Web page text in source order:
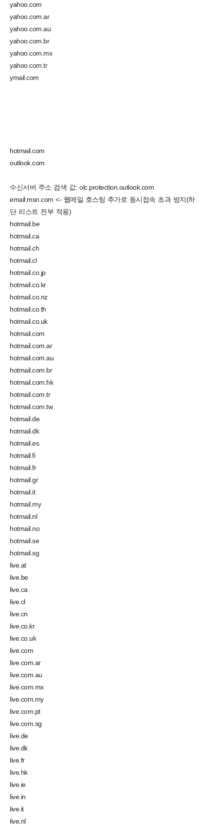
yahoo.com
yahoo.com.ar
yahoo.com.au
yahoo.com.br
yahoo.com.mx
yahoo.com.tr
ymail.com
hotmail.com
outlook.com
수신서버 주소 검색 값: olc.protection.outlook.com
email.msn.com <- 웹메일 호스팅 추가로 동시접속 초과 방지(하
단 리스트 전부 적용)
hotmail.be
hotmail.ca
hotmail.ch
hotmail.cl
hotmail.co.jp
hotmail.co.kr
hotmail.co.nz
hotmail.co.th
hotmail.co.uk
hotmail.com
hotmail.com.ar
hotmail.com.au
hotmail.com.br
hotmail.com.hk
hotmail.com.tr
hotmail.com.tw
hotmail.de
hotmail.dk
hotmail.es
hotmail.fi
hotmail.fr
hotmail.gr
hotmail.it
hotmail.my
hotmail.nl
hotmail.no
hotmail.se
hotmail.sg
live.at
live.be
live.ca
live.cl
live.cn
live.co.kr
live.co.uk
live.com
live.com.ar
live.com.au
live.com.mx
live.com.my
live.com.pt
live.com.sg
live.de
live.dk
live.fr
live.hk
live.ie
live.in
live.it
live.nl